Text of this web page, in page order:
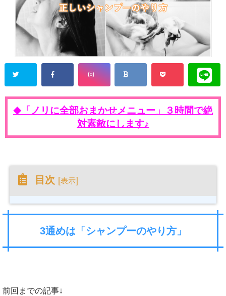
◆
「ノリに全部おまかせメニュー」３時間で絶
対素敵にします♪
目次 [表示]
3通めは「シャンプーのやり方」
前回までの記事↓